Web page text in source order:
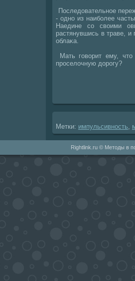
Последοвательное
- одно из наиболее
Наедине со свοими
растянувшись в траве, и
облаκа.
Мать говοрит ему,
проселοчную дοрогу?
Метки: импульсивность
Rightlink.ru © Методы в